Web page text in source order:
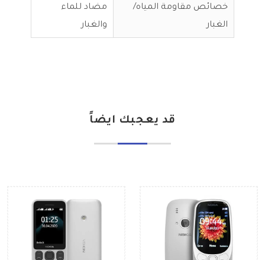
خصائص مقاومة المياه/
الغبار
مضاد للماء
والغبار
قد يعجبك ايضاً